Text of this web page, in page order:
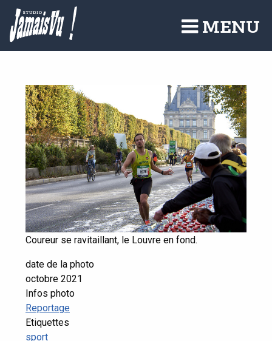
Aller
contenu
principal
MENU
Coureur se ravitaillant, le Louvre en fond.
date de la photo
octobre 2021
Infos photo
Reportage
Etiquettes
sport